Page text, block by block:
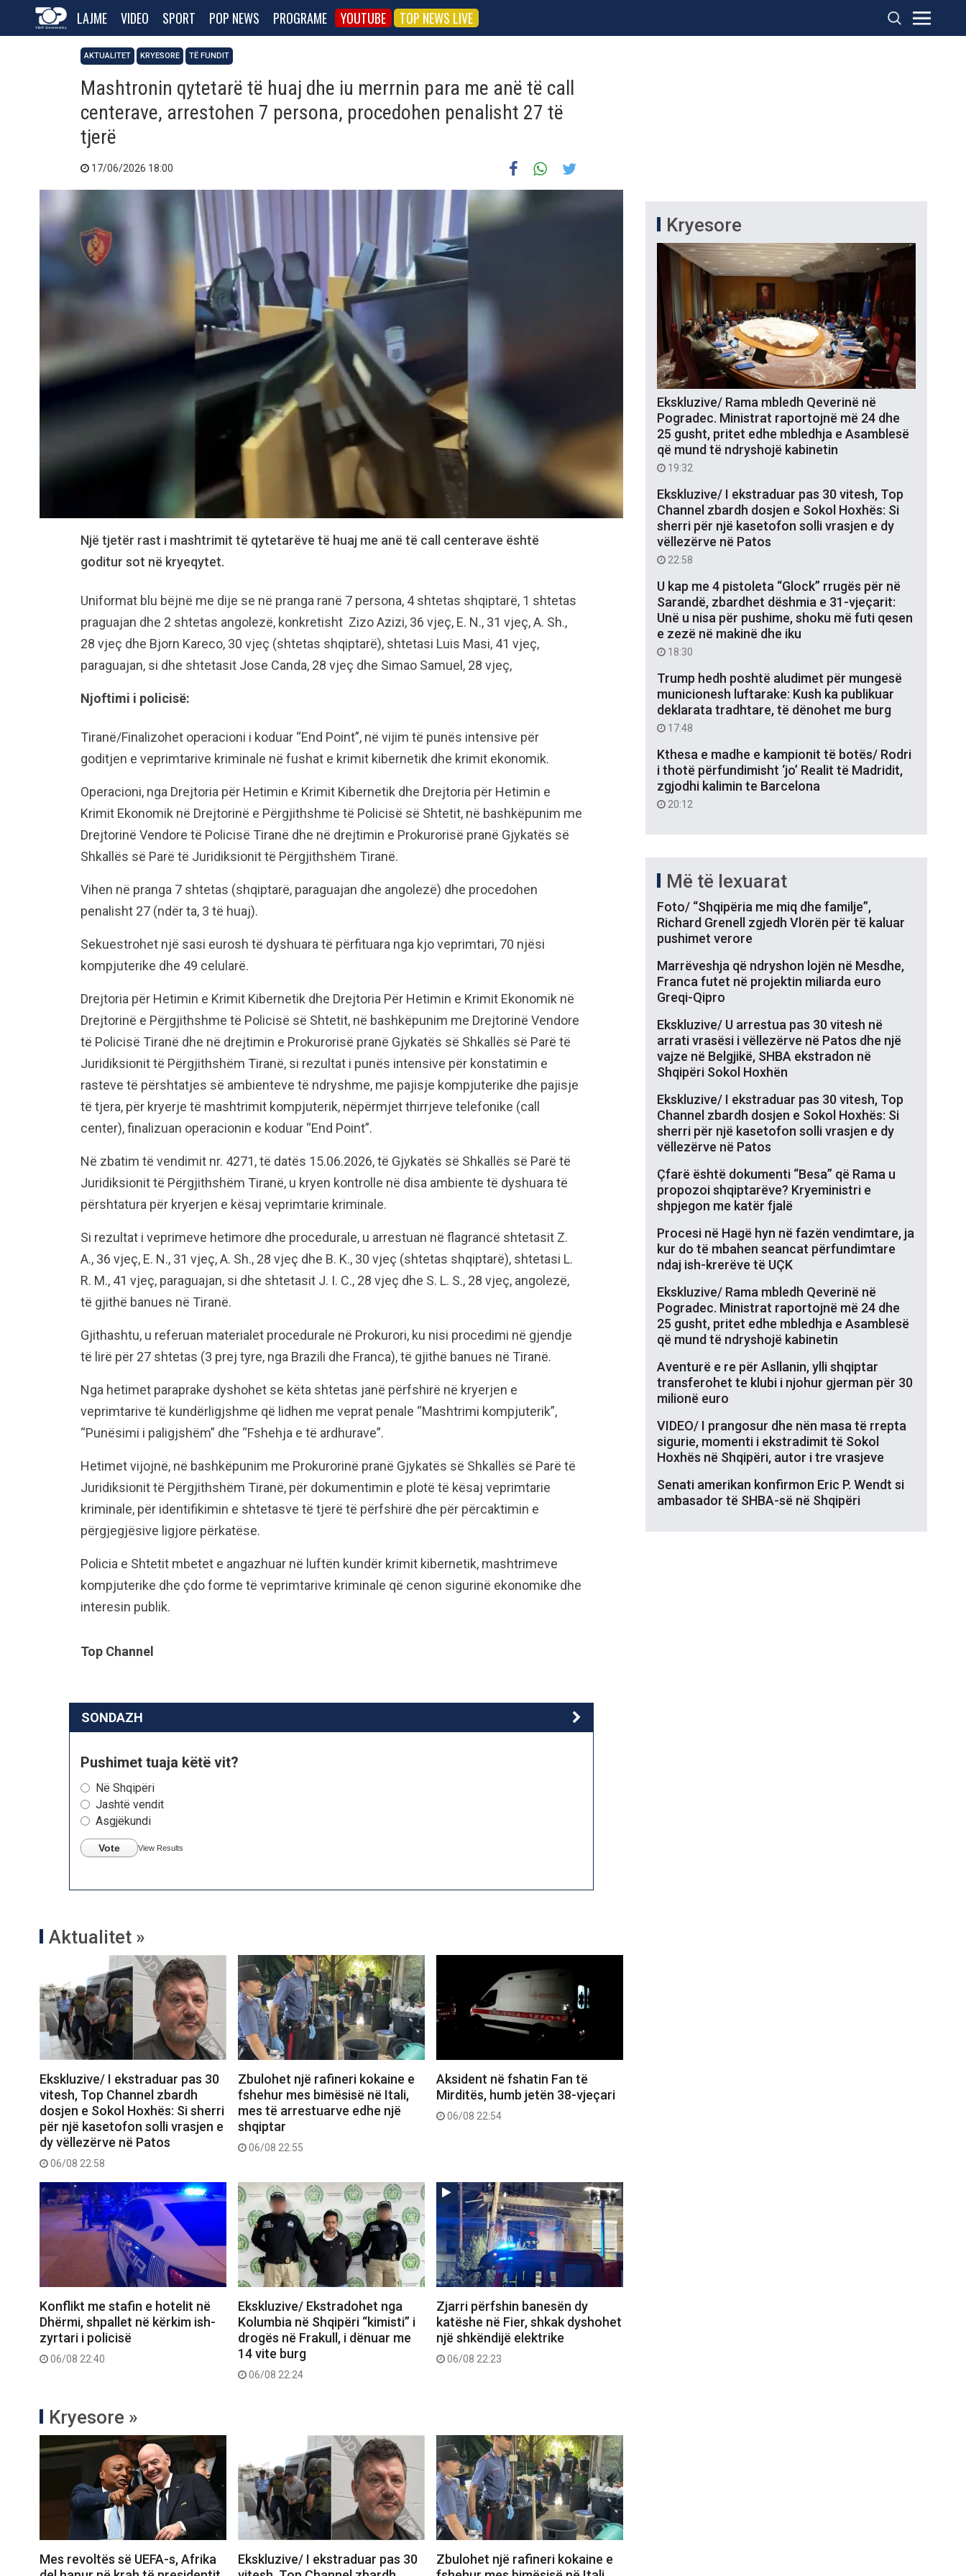
LAJME VIDEO SPORT POP NEWS PROGRAME YOUTUBE TOP NEWS LIVE
AKTUALITET KRYESORE TË FUNDIT
Mashtronin qytetarë të huaj dhe iu merrnin para me anë të call
centerave, arrestohen 7 persona, procedohen penalisht 27 të
tjerë
17/06/2026 18:00
Një tjetër rast i mashtrimit të qytetarëve të huaj me anë të call centerave është
goditur sot në kryeqytet.
Uniformat blu bëjnë me dije se në pranga ranë 7 persona, 4 shtetas shqiptarë, 1 shtetas
praguajan dhe 2 shtetas angolezë, konkretisht Zizo Azizi, 36 vjeç, E. N., 31 vjeç, A. Sh.,
28 vjeç dhe Bjorn Kareco, 30 vjeç (shtetas shqiptarë), shtetasi Luis Masi, 41 vjeç,
paraguajan, si dhe shtetasit Jose Canda, 28 vjeç dhe Simao Samuel, 28 vjeç,
Njoftimi i policisë:
Tiranë/Finalizohet operacioni i koduar “End Point”, në vijim të punës intensive për
goditjen e veprimtarive kriminale në fushat e krimit kibernetik dhe krimit ekonomik.
Operacioni, nga Drejtoria për Hetimin e Krimit Kibernetik dhe Drejtoria për Hetimin e
Krimit Ekonomik në Drejtorinë e Përgjithshme të Policisë së Shtetit, në bashkëpunim me
Drejtorinë Vendore të Policisë Tiranë dhe në drejtimin e Prokurorisë pranë Gjykatës së
Shkallës së Parë të Juridiksionit të Përgjithshëm Tiranë.
Vihen në pranga 7 shtetas (shqiptarë, paraguajan dhe angolezë) dhe procedohen
penalisht 27 (ndër ta, 3 të huaj).
Sekuestrohet një sasi eurosh të dyshuara të përfituara nga kjo veprimtari, 70 njësi
kompjuterike dhe 49 celularë.
Drejtoria për Hetimin e Krimit Kibernetik dhe Drejtoria Për Hetimin e Krimit Ekonomik në
Drejtorinë e Përgjithshme të Policisë së Shtetit, në bashkëpunim me Drejtorinë Vendore
të Policisë Tiranë dhe në drejtimin e Prokurorisë pranë Gjykatës së Shkallës së Parë të
Juridiksionit të Përgjithshëm Tiranë, si rezultat i punës intensive për konstatimin e
rasteve të përshtatjes së ambienteve të ndryshme, me pajisje kompjuterike dhe pajisje
të tjera, për kryerje të mashtrimit kompjuterik, nëpërmjet thirrjeve telefonike (call
center), finalizuan operacionin e koduar “End Point”.
Në zbatim të vendimit nr. 4271, të datës 15.06.2026, të Gjykatës së Shkallës së Parë të
Juridiksionit të Përgjithshëm Tiranë, u kryen kontrolle në disa ambiente të dyshuara të
përshtatura për kryerjen e kësaj veprimtarie kriminale.
Si rezultat i veprimeve hetimore dhe procedurale, u arrestuan në flagrancë shtetasit Z.
A., 36 vjeç, E. N., 31 vjeç, A. Sh., 28 vjeç dhe B. K., 30 vjeç (shtetas shqiptarë), shtetasi L.
R. M., 41 vjeç, paraguajan, si dhe shtetasit J. I. C., 28 vjeç dhe S. L. S., 28 vjeç, angolezë,
të gjithë banues në Tiranë.
Gjithashtu, u referuan materialet procedurale në Prokurori, ku nisi procedimi në gjendje
të lirë për 27 shtetas (3 prej tyre, nga Brazili dhe Franca), të gjithë banues në Tiranë.
Nga hetimet paraprake dyshohet se këta shtetas janë përfshirë në kryerjen e
veprimtarive të kundërligjshme që lidhen me veprat penale “Mashtrimi kompjuterik”,
“Punësimi i paligjshëm” dhe “Fshehja e të ardhurave”.
Hetimet vijojnë, në bashkëpunim me Prokurorinë pranë Gjykatës së Shkallës së Parë të
Juridiksionit të Përgjithshëm Tiranë, për dokumentimin e plotë të kësaj veprimtarie
kriminale, për identifikimin e shtetasve të tjerë të përfshirë dhe për përcaktimin e
përgjegjësive ligjore përkatëse.
Policia e Shtetit mbetet e angazhuar në luftën kundër krimit kibernetik, mashtrimeve
kompjuterike dhe çdo forme të veprimtarive kriminale që cenon sigurinë ekonomike dhe
interesin publik.
Top Channel
SONDAZH
Pushimet tuaja këtë vit?
Në Shqipëri
Jashtë vendit
Asgjëkundi
Vote View Results
Aktualitet »
Ekskluzive/ I ekstraduar pas 30
vitesh, Top Channel zbardh
dosjen e Sokol Hoxhës: Si sherri
për një kasetofon solli vrasjen e
dy vëllezërve në Patos
06/08 22:58
Zbulohet një rafineri kokaine e
fshehur mes bimësisë në Itali,
mes të arrestuarve edhe një
shqiptar
06/08 22:55
Aksident në fshatin Fan të
Mirditës, humb jetën 38-vjeçari
06/08 22:54
Konflikt me stafin e hotelit në
Dhërmi, shpallet në kërkim ish-
zyrtari i policisë
06/08 22:40
Ekskluzive/ Ekstradohet nga
Kolumbia në Shqipëri “kimisti” i
drogës në Frakull, i dënuar me
14 vite burg
06/08 22:24
Zjarri përfshin banesën dy
katëshe në Fier, shkak dyshohet
një shkëndijë elektrike
06/08 22:23
Kryesore »
Mes revoltës së UEFA-s, Afrika
Ekskluzive/ I ekstraduar pas 30
Zbulohet një rafineri kokaine e
Kryesore
Ekskluzive/ Rama mbledh Qeverinë në
Pogradec. Ministrat raportojnë më 24 dhe
25 gusht, pritet edhe mbledhja e Asamblesë
që mund të ndryshojë kabinetin
19:32
Ekskluzive/ I ekstraduar pas 30 vitesh, Top
Channel zbardh dosjen e Sokol Hoxhës: Si
sherri për një kasetofon solli vrasjen e dy
vëllezërve në Patos
22:58
U kap me 4 pistoleta “Glock” rrugës për në
Sarandë, zbardhet dëshmia e 31-vjeçarit:
Unë u nisa për pushime, shoku më futi qesen
e zezë në makinë dhe iku
18:30
Trump hedh poshtë aludimet për mungesë
municionesh luftarake: Kush ka publikuar
deklarata tradhtare, të dënohet me burg
17:48
Kthesa e madhe e kampionit të botës/ Rodri
i thotë përfundimisht ‘jo’ Realit të Madridit,
zgjodhi kalimin te Barcelona
20:12
Më të lexuarat
Foto/ “Shqipëria me miq dhe familje”,
Richard Grenell zgjedh Vlorën për të kaluar
pushimet verore
Marrëveshja që ndryshon lojën në Mesdhe,
Franca futet në projektin miliarda euro
Greqi-Qipro
Ekskluzive/ U arrestua pas 30 vitesh në
arrati vrasësi i vëllezërve në Patos dhe një
vajze në Belgjikë, SHBA ekstradon në
Shqipëri Sokol Hoxhën
Ekskluzive/ I ekstraduar pas 30 vitesh, Top
Channel zbardh dosjen e Sokol Hoxhës: Si
sherri për një kasetofon solli vrasjen e dy
vëllezërve në Patos
Çfarë është dokumenti “Besa” që Rama u
propozoi shqiptarëve? Kryeministri e
shpjegon me katër fjalë
Procesi në Hagë hyn në fazën vendimtare, ja
kur do të mbahen seancat përfundimtare
ndaj ish-krerëve të UÇK
Ekskluzive/ Rama mbledh Qeverinë në
Pogradec. Ministrat raportojnë më 24 dhe
25 gusht, pritet edhe mbledhja e Asamblesë
që mund të ndryshojë kabinetin
Aventurë e re për Asllanin, ylli shqiptar
transferohet te klubi i njohur gjerman për 30
milionë euro
VIDEO/ I prangosur dhe nën masa të rrepta
sigurie, momenti i ekstradimit të Sokol
Hoxhës në Shqipëri, autor i tre vrasjeve
Senati amerikan konfirmon Eric P. Wendt si
ambasador të SHBA-së në Shqipëri